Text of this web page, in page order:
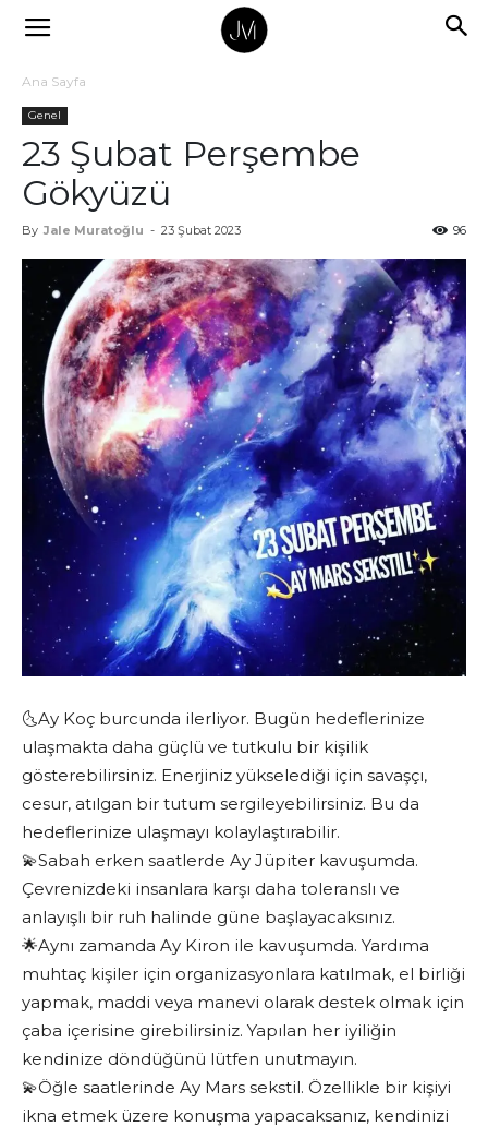
Ana Sayfa
Genel
23 Şubat Perşembe
Gökyüzü
By Jale Muratoğlu - 23 Şubat 2023 96
🌜Ay Koç burcunda ilerliyor. Bugün hedeflerinize
ulaşmakta daha güçlü ve tutkulu bir kişilik
gösterebilirsiniz. Enerjiniz yükselediği için savaşçı,
cesur, atılgan bir tutum sergileyebilirsiniz. Bu da
hedeflerinize ulaşmayı kolaylaştırabilir.
💫Sabah erken saatlerde Ay Jüpiter kavuşumda.
Çevrenizdeki insanlara karşı daha toleranslı ve
anlayışlı bir ruh halinde güne başlayacaksınız.
🌟Aynı zamanda Ay Kiron ile kavuşumda. Yardıma
muhtaç kişiler için organizasyonlara katılmak, el birliği
yapmak, maddi veya manevi olarak destek olmak için
çaba içerisine girebilirsiniz. Yapılan her iyiliğin
kendinize döndüğünü lütfen unutmayın.
💫Öğle saatlerinde Ay Mars sekstil. Özellikle bir kişiyi
ikna etmek üzere konuşma yapacaksanız, kendinizi